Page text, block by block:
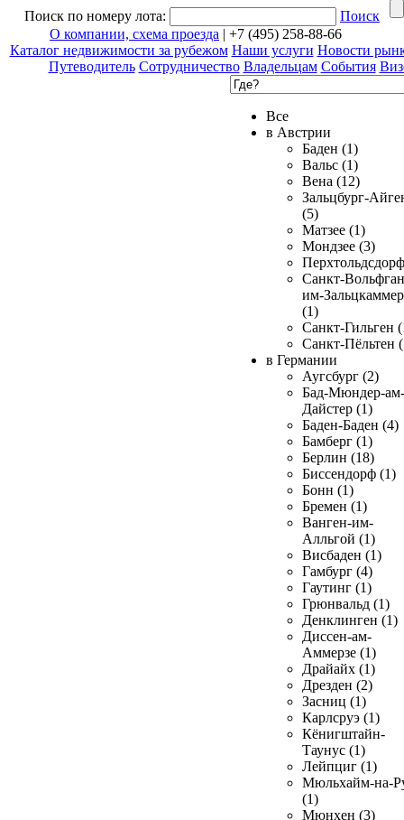
Поиск по номеру лота:
Поиск
О компании, схема проезда | +7 (495) 258-88-66
Каталог недвижимости за рубежом Наши услуги Новости
Путеводитель Сотрудничество Владельцам События
Все
в Австрии
Баден (1)
Вальс (1)
Вена (12)
Зальцбург-
(5)
Матзее (1)
Мондзее (3)
Санкт-
им-
(1)
Санкт-Гильген
Санкт-Пёльтен
в Германии
Аугсбург (2)
Бад-Мюндер-ам-
Дайстер (1)
Баден-Баден (4)
Бамберг (1)
Берлин (18)
Биссендорф (1)
Бонн (1)
Бремен (1)
Ванген-им-
Алльгой (1)
Висбаден (1)
Гамбург (4)
Гаутинг (1)
Грюнвальд (1)
Денклинген (1)
Диссен-ам-
Аммерзе (1)
Драйайх (1)
Дрезден (2)
Засниц (1)
Карлсруэ (1)
Кёнигштайн-
Таунус (1)
Лейпциг (1)
Мюльхайм-на-
(1)
Мюнхен (3)